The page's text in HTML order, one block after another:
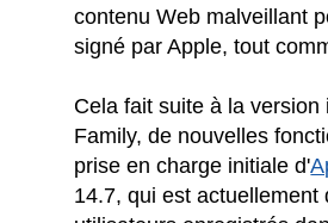
contenu Web malveillant
signé par Apple, tout
Cela fait suite à la
Family, de nouvelles
prise en charge initiale d'
14.7, qui est